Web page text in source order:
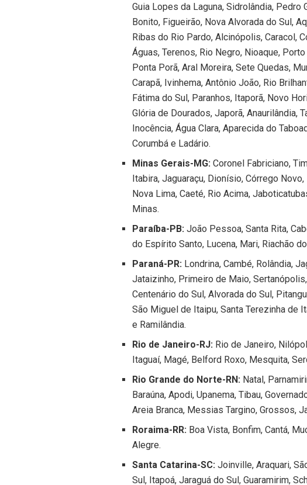
Guia Lopes da Laguna, Sidrolândia, Pedro
Bonito, Figueirão, Nova Alvorada do Sul,
Ribas do Rio Pardo, Alcinópolis, Caracol,
Águas, Terenos, Rio Negro, Nioaque,
Ponta Porã, Aral Moreira, Sete Quedas,
Carapã, Ivinhema, Antônio João, Rio
Fátima do Sul, Paranhos, Itaporã, Novo
Glória de Dourados, Japorã, Anaurilândia,
Inocência, Água Clara, Aparecida do
Corumbá e Ladário.
Minas Gerais-MG: Coronel Fabriciano,
Itabira, Jaguaraçu, Dionísio, Córrego
Nova Lima, Caeté, Rio Acima,
Minas.
Paraíba-PB: João Pessoa, Santa Rita,
do Espírito Santo, Lucena, Mari, Riachão
Paraná-PR: Londrina, Cambé, Rolândia,
Jataizinho, Primeiro de Maio,
Centenário do Sul, Alvorada do Sul,
São Miguel de Itaipu, Santa Terezinha de
e Ramilândia.
Rio de Janeiro-RJ: Rio de Janeiro,
Itaguaí, Magé, Belford Roxo, Mesquita,
Rio Grande do Norte-RN: Natal,
Baraúna, Apodi, Upanema, Tibau,
Areia Branca, Messias Targino, Grossos,
Roraima-RR: Boa Vista, Bonfim, Cantá,
Alegre.
Santa Catarina-SC: Joinville, Araquari,
Sul, Itapoá, Jaraguá do Sul, Guaramirim,